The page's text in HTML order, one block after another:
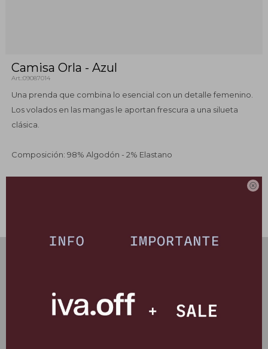

Camisa Orla - Azul
09087014
Una prenda que combina lo esencial con un detalle femenino.
Los volados en las mangas le aportan frescura a una silueta
clásica.
Composición: 98% Algodón - 2% Elastano